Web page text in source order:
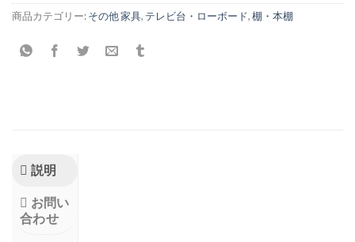
商品カテゴリー:その他 家具, テレビ台・ローボード,棚・本棚
説明
お問い
合わせ